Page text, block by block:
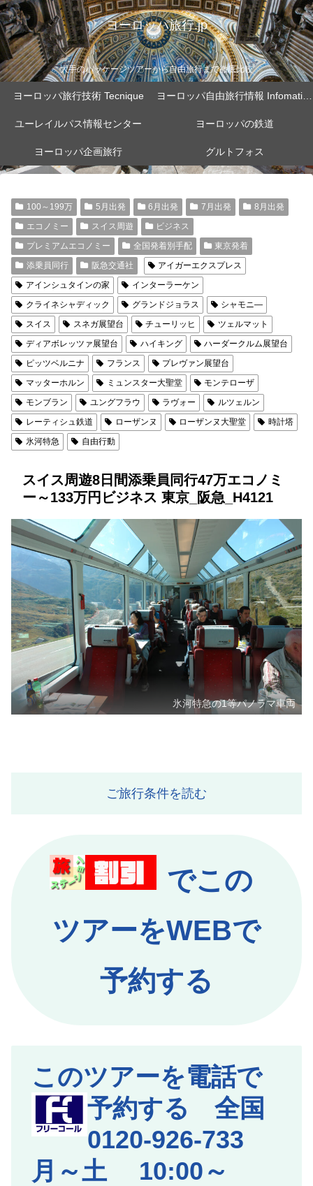
ヨーロッパ旅行.jp
大手のパッケージツアーから自由旅行まで徹底比較
ヨーロッパ旅行技術 Tecnique ヨーロッパ自由旅行情報 Infomation
ユーレイルパス情報センター ヨーロッパの鉄道
ヨーロッパ企画旅行 グルトフォス
100～199万 5月出発 6月出発 7月出発
8月出発
エコノミー
スイス周遊
ビジネス
プレミアムエコノミー
全国発着別手配
東京発着
添乗員同行
阪急交通社
アイガーエクスプレス
アインシュタインの家
インターラーケン
クライネシャディック
グランドジョラス
シャモニ―
スイス
スネガ展望台 チューリッヒ
ツェルマット
ディアボレッツァ展望台
ハイキング
ハーダークルム展望台
ピッツベルニナ
フランス
プレヴァン展望台
マッターホルン
ミュンスター大聖堂
モンテローザ
モンブラン
ユングフラウ ラヴォー
ルツェルン
レーティシュ鉄道
ローザンヌ ローザンヌ大聖堂
時計塔
氷河特急
自由行動
スイス周遊8日間添乗員同行47万エコノミ
ー～133万円ビジネス 東京_阪急_H4121
氷河特急の1等パノラマ車両
ご旅行条件を読む
でこの
ツアーをWEBで
予約する
このツアーを電話で
予約する 全国
0120-926-733
月～土 10:00～